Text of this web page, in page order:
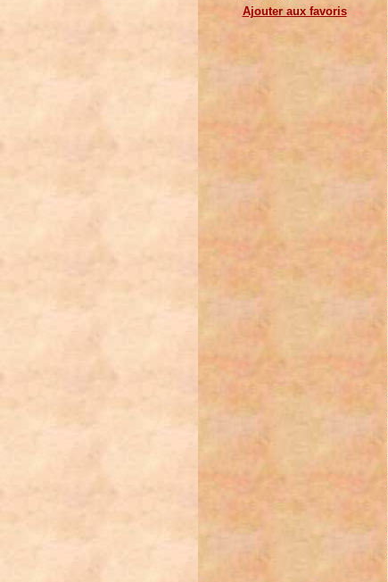
Ajouter aux favoris